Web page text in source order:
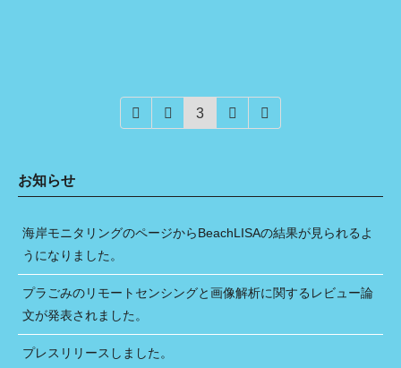
3
お知らせ
海岸モニタリングのページからBeachLISAの結果が見られるよ
うになりました。
プラごみのリモートセンシングと画像解析に関するレビュー論
文が発表されました。
プレスリリースしました。